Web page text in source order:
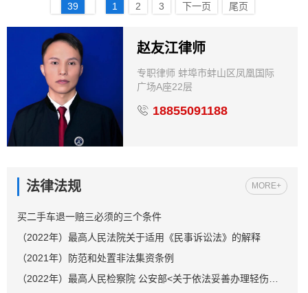
39 1 2 3 下一页 尾页
赵友江律师
专职律师 蚌埠市蚌山区凤凰国际
广场A座22层
18855091188
法律法规 MORE+
买二手车退一赔三必须的三个条件
（2022年）最高人民法院关于适用《民事诉讼法》的解释
（2021年）防范和处置非法集资条例
（2022年）最高人民检察院 公安部<关于依法妥善办理轻伤害案件的指导意见>